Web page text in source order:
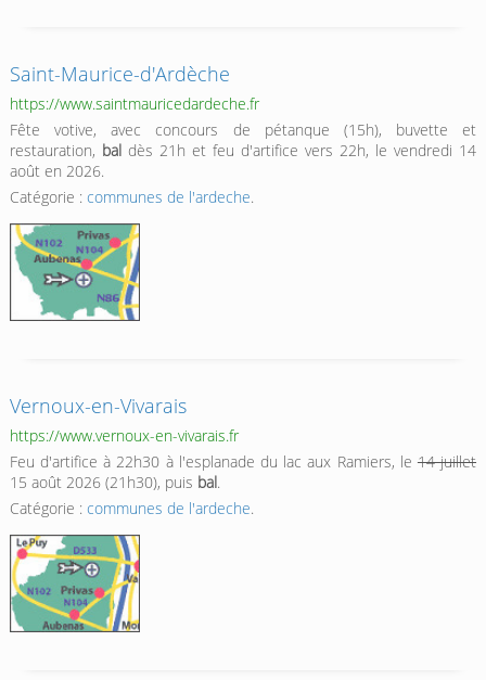
Saint-Maurice-d'Ardèche
https://www.saintmauricedardeche.fr
Fête votive, avec concours de pétanque (15h), buvette et
restauration, baldès 21h et feu d'artifice vers 22h, le vendredi 14
août en 2026.
Catégorie : communes de l'ardeche.
Vernoux-en-Vivarais
https://www.vernoux-en-vivarais.fr
Feu d'artifice à 22h30 à l'esplanade du lac aux Ramiers, le 14 juillet
15 août 2026 (21h30), puis bal.
Catégorie : communes de l'ardeche.